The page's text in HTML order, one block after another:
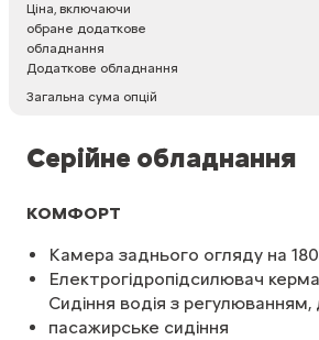
Ціна, включаючи
обране додаткове
обладнання
Додаткове обладнання
Загальна сума опцій
Серійне обладнання
КОМФОРТ
Камера заднього огляду на
Електрогідропідсилювач керма
Сидіння водія з регулюванням,
пасажирське сидіння